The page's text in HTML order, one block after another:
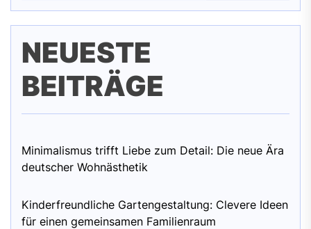
NEUESTE
BEITRÄGE
Minimalismus trifft Liebe zum Detail: Die neue Ära
deutscher Wohnästhetik
Kinderfreundliche Gartengestaltung: Clevere Ideen
für einen gemeinsamen Familienraum